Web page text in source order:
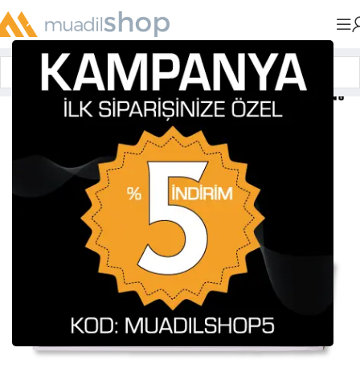
Anasayfa»Muadil Tonerler